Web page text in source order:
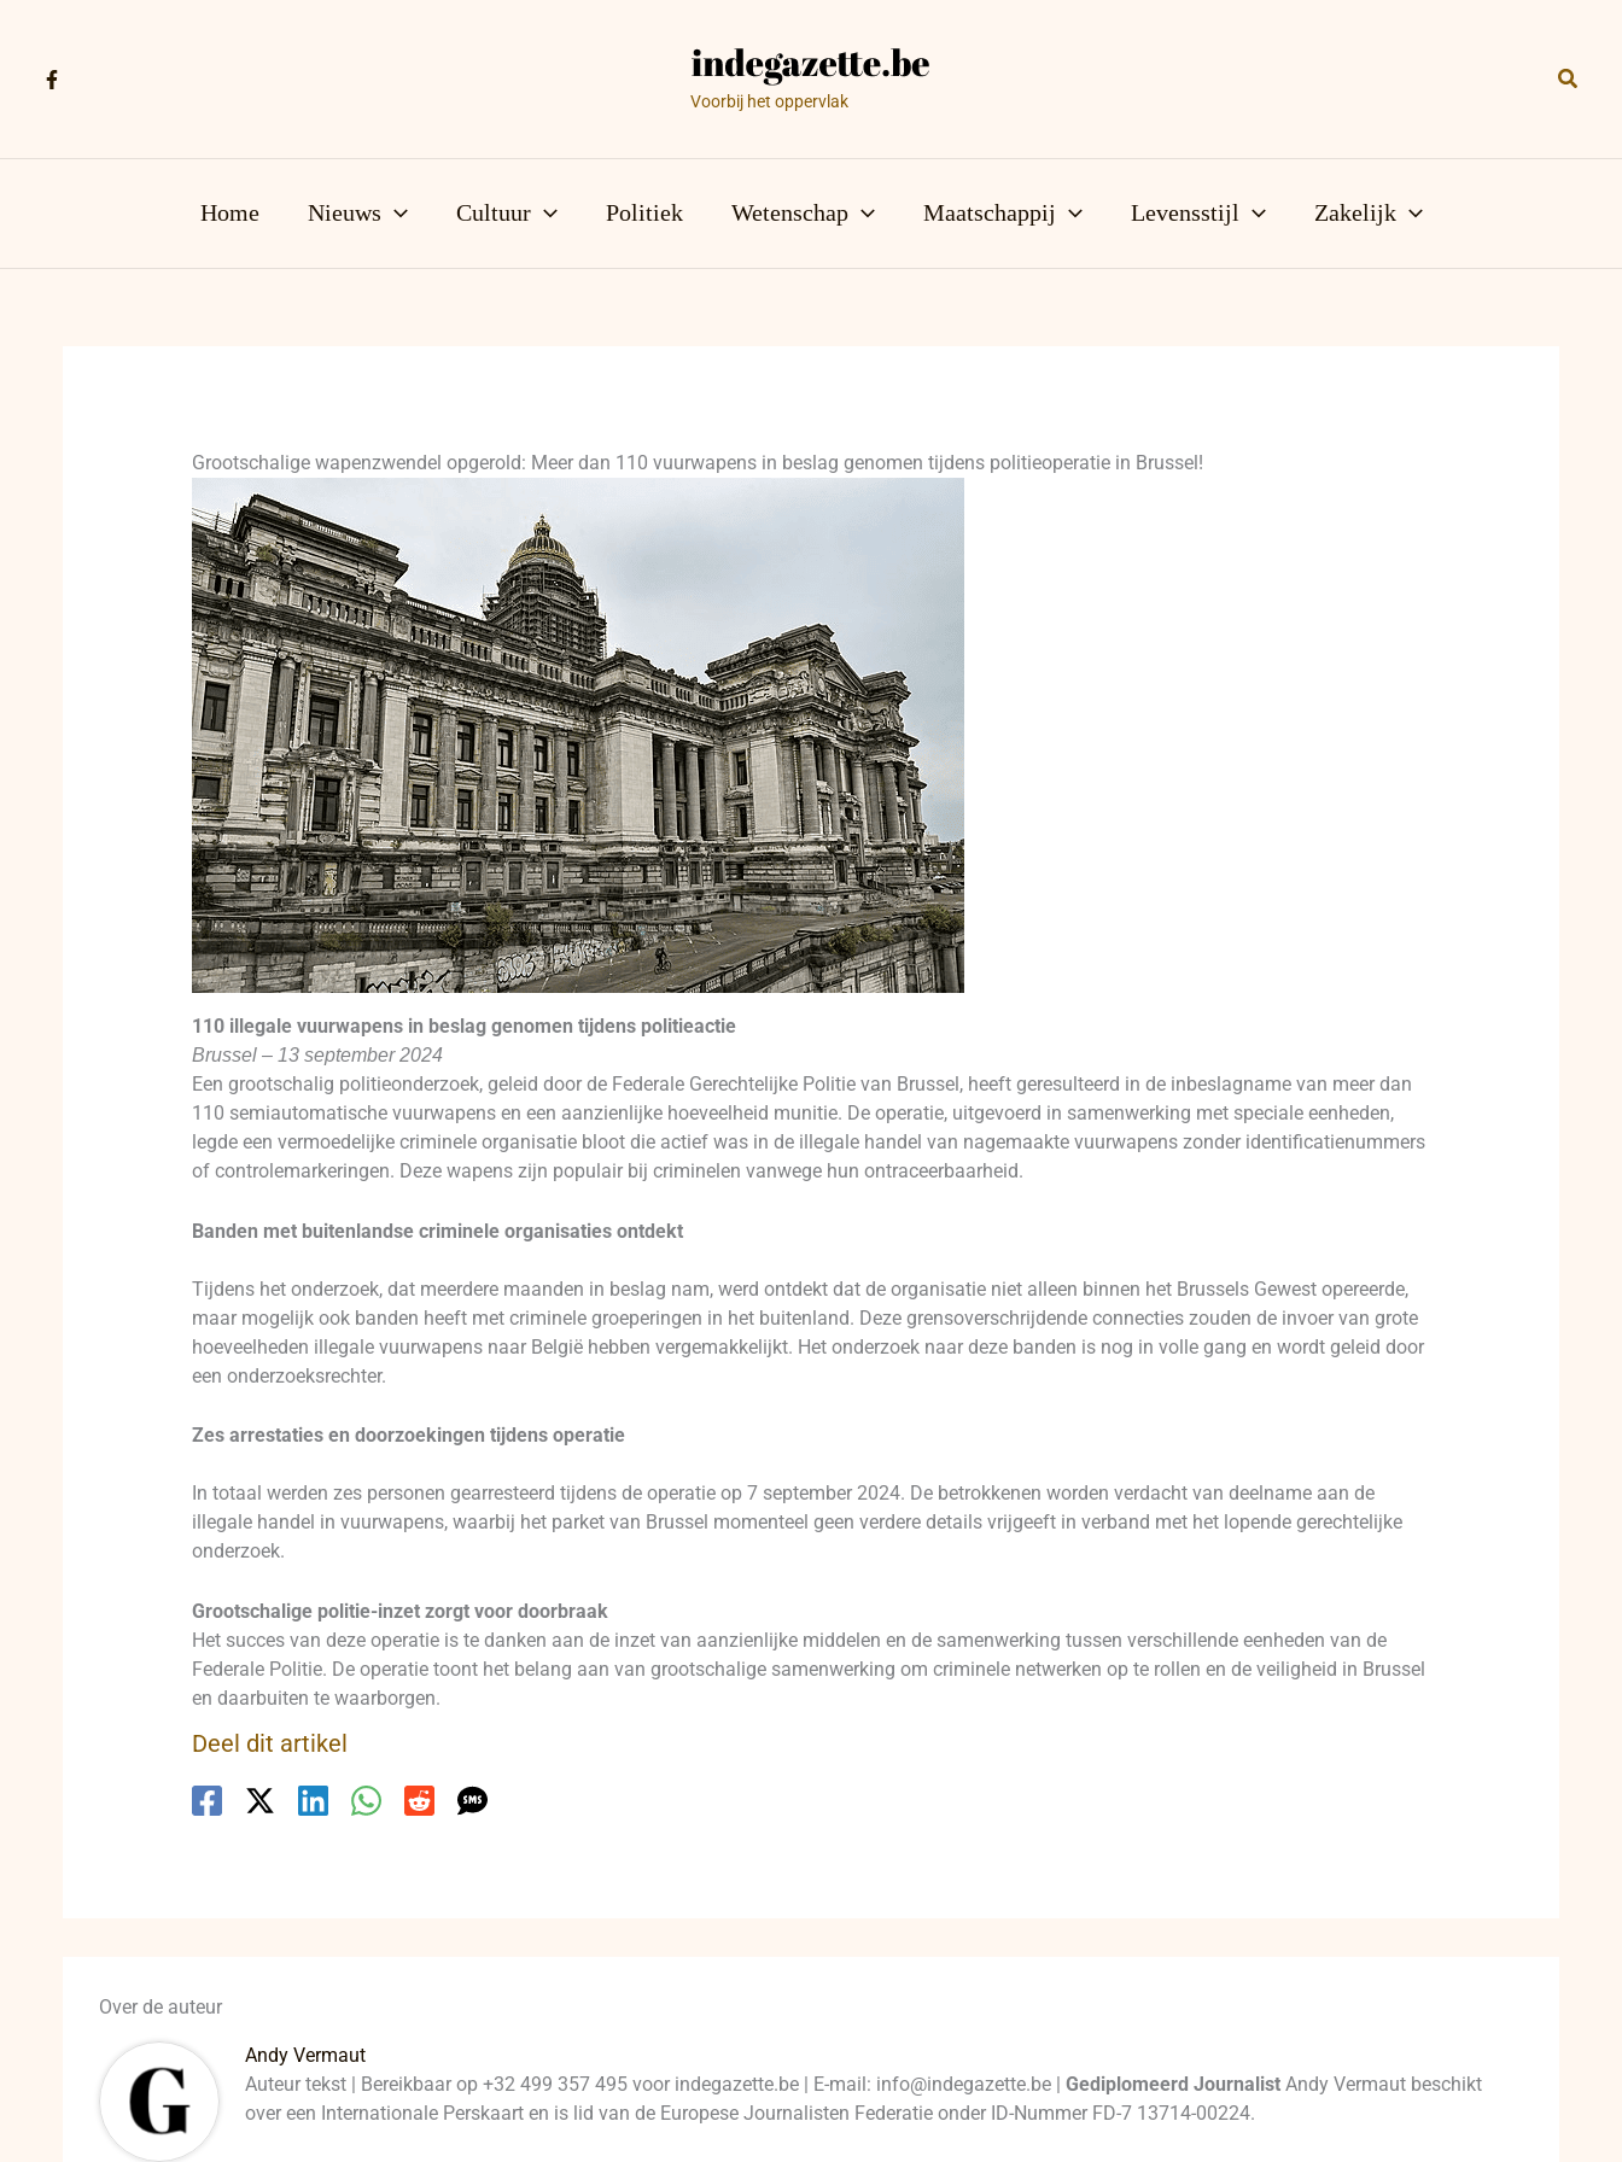
Voorbij het oppervlak
Home Nieuws Cultuur Politiek Wetenschap Maatschappij Levensstijl Zakelijk
Grootschalige wapenzwendel opgerold: Meer dan 110 vuurwapens in beslag genomen tijdens politieoperatie in Brussel!
110 illegale vuurwapens in beslag genomen tijdens politieactie
Brussel – 13 september 2024
Een grootschalig politieonderzoek, geleid door de Federale Gerechtelijke Politie van Brussel, heeft geresulteerd in de inbeslagname van meer dan
110 semiautomatische vuurwapens en een aanzienlijke hoeveelheid munitie. De operatie, uitgevoerd in samenwerking met speciale eenheden,
legde een vermoedelijke criminele organisatie bloot die actief was in de illegale handel van nagemaakte vuurwapens zonder identificatienummers
of controlemarkeringen. Deze wapens zijn populair bij criminelen vanwege hun ontraceerbaarheid.
Banden met buitenlandse criminele organisaties ontdekt
Tijdens het onderzoek, dat meerdere maanden in beslag nam, werd ontdekt dat de organisatie niet alleen binnen het Brussels Gewest opereerde,
maar mogelijk ook banden heeft met criminele groeperingen in het buitenland. Deze grensoverschrijdende connecties zouden de invoer van grote
hoeveelheden illegale vuurwapens naar België hebben vergemakkelijkt. Het onderzoek naar deze banden is nog in volle gang en wordt geleid door
een onderzoeksrechter.
Zes arrestaties en doorzoekingen tijdens operatie
In totaal werden zes personen gearresteerd tijdens de operatie op 7 september 2024. De betrokkenen worden verdacht van deelname aan de
illegale handel in vuurwapens, waarbij het parket van Brussel momenteel geen verdere details vrijgeeft in verband met het lopende gerechtelijke
onderzoek.
Grootschalige politie-inzet zorgt voor doorbraak
Het succes van deze operatie is te danken aan de inzet van aanzienlijke middelen en de samenwerking tussen verschillende eenheden van de
Federale Politie. De operatie toont het belang aan van grootschalige samenwerking om criminele netwerken op te rollen en de veiligheid in Brussel
en daarbuiten te waarborgen.
Deel dit artikel
Over de auteur
Andy Vermaut
Auteur tekst | Bereikbaar op +32 499 357 495 voor indegazette.be | E-mail: info@indegazette.be |Gediplomeerd Journalist Andy Vermaut beschikt
over een Internationale Perskaart en is lid van de Europese Journalisten Federatie onder ID-Nummer FD-7 13714-00224.